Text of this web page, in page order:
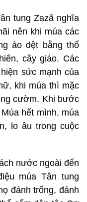
tung Zazã nghĩa
nên khi múa các
áo dệt bằng thổ
cây giáo. Các
sức mạnh của
khi múa thì mặc
cườm. Khi bước
hết mình, múa
lo âu trong cuộc
nước ngoài đến
múa Tân tung
đánh trống, đánh